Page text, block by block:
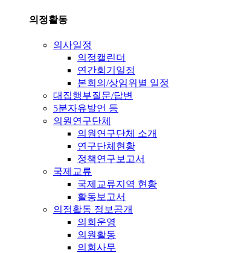
의정활동
의사일정
의정캘린더
연간회기일정
본회의/상임위별 일정
대집행부질문/답변
5분자유발언 등
의원연구단체
의원연구단체 소개
연구단체현황
정책연구보고서
국제교류
국제교류지역 현황
활동보고서
의정활동 정보공개
의회운영
의원활동
의회사무